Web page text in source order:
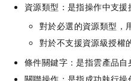
資源類型：是指操作中支援
對於必選的資源類型，
對於不支援資源級授權
條件關鍵字：是指雲產品自